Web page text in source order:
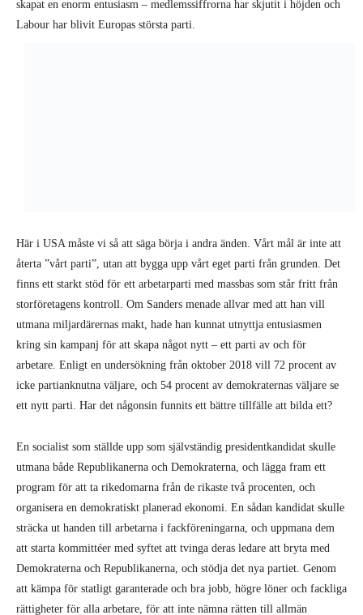
ett nytt parti. Har det någonsin funnits ett bättre tillfälle att bilda ett?
En socialist som ställde upp som självständig presidentkandidat skulle
utmana både Republikanerna och Demokraterna, och lägga fram ett
program för att ta rikedomarna från de rikaste två procenten, och
organisera en demokratiskt planerad ekonomi. En sådan kandidat skulle
sträcka ut handen till arbetarna i fackföreningarna, och uppmana dem
att starta kommittéer med syftet att tvinga deras ledare att bryta med
Demokraterna och Republikanerna, och stödja det nya partiet. Genom
rättigheter för alla arbetare, för att inte nämna rätten till allmän
sjukvård, utbildning och bostäder, skulle man få miljoner att ansluta
sig.
Det faktum att Bernie återigen ställer upp i valet som Demokrat med ett
milt reformistiskt program – tillsammans med de fackliga ledarnas
beklagliga roll – kommer att fördröja perspektivet för ett arbetarparti,
men kan inte förhindra det för alltid.